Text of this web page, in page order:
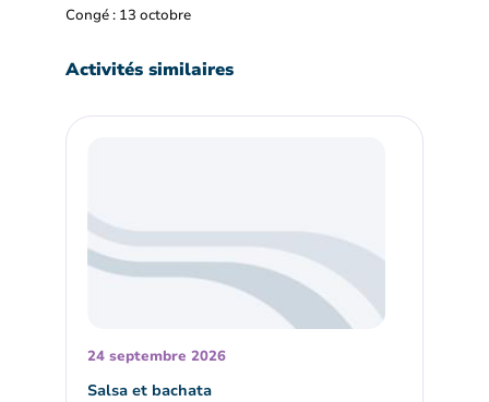
Congé : 13 octobre
Activités similaires
24 septembre 2026
Salsa et bachata